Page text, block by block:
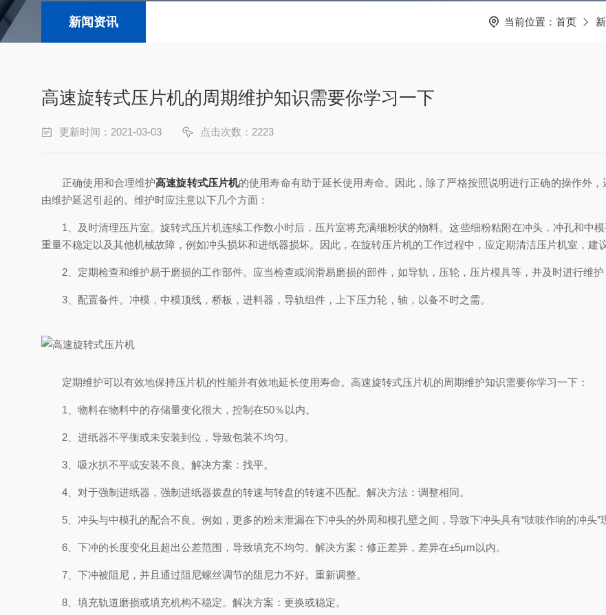
新闻资讯 当前位置： 首页
高速旋转式压片机的周期维护知识需要你学习一下
更新时间：2021-03-03 点击次数：2223
正确使用和合理维护高速旋转式压片机的使用寿命有助于延长使用寿命。因此，除了严格按照说明进行正确的操作外
由维护延迟引起的。维护时应注意以下几个方面：
1、及时清理压片室。旋转式压片机连续工作数小时后，压片室将充满细粉状的物料。这些细粉粘附在冲头，冲孔和中
重量不稳定以及其他机械故障，例如冲头损坏和进纸器损坏。因此，在旋转压片机的工作过程中，应定期清洁压片机室，建
2、定期检查和维护易于磨损的工作部件。应当检查或润滑易磨损的部件，如导轨，压轮，压片模具等，并及时进行维护
3、配置备件。冲模，中模顶线，桥板，进料器，导轨组件，上下压力轮，轴，以备不时之需。
定期维护可以有效地保持压片机的性能并有效地延长使用寿命。高速旋转式压片机的周期维护知识需要你学习一下：
1、物料在物料中的存储量变化很大，控制在50％以内。
2、进纸器不平衡或未安装到位，导致包装不均匀。
3、吸水扒不平或安装不良。解决方案：找平。
4、对于强制进纸器，强制进纸器拨盘的转速与转盘的转速不匹配。解决方法：调整相同。
5、冲头与中模孔的配合不良。例如，更多的粉末泄漏在下冲头的外周和模孔壁之间，导致下冲头具有“吱吱作响的冲头”
6、下冲的长度变化且超出公差范围，导致填充不均匀。解决方案：修正差异，差异在±5μm以内。
7、下冲被阻尼，并且通过阻尼螺丝调节的阻尼力不好。重新调整。
8、填充轨道磨损或填充机构不稳定。解决方案：更换或稳定。